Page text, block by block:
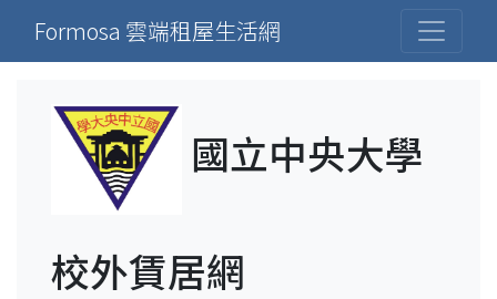
Formosa 雲端租屋生活網
國立中央大學
校外賃居網